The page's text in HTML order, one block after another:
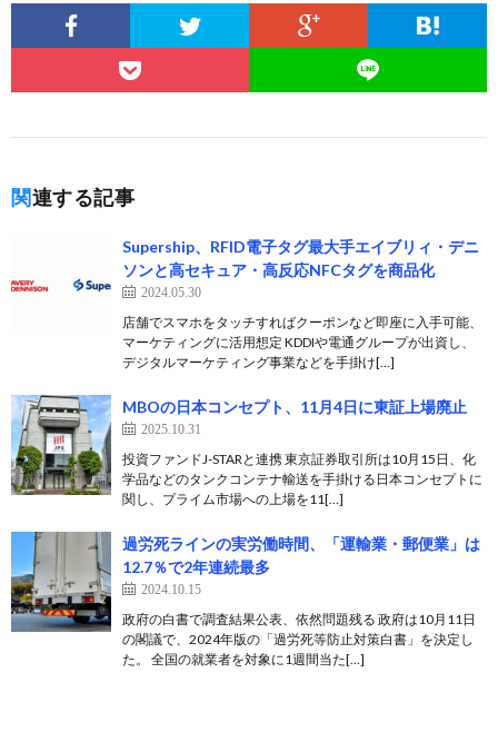
関連する記事
Supership、RFID電子タグ最大手エイブリィ・デニ
ソンと高セキュア・高反応NFCタグを商品化
2024.05.30
店舗でスマホをタッチすればクーポンなど即座に入手可能、
マーケティングに活用想定 KDDIや電通グループが出資し、
デジタルマーケティング事業などを手掛け[…]
MBOの日本コンセプト、11月4日に東証上場廃止
2025.10.31
投資ファンドJ-STARと連携 東京証券取引所は10月15日、化
学品などのタンクコンテナ輸送を手掛ける日本コンセプトに
関し、プライム市場への上場を11[…]
過労死ラインの実労働時間、「運輸業・郵便業」は
12.7％で2年連続最多
2024.10.15
政府の白書で調査結果公表、依然問題残る 政府は10月11日
の閣議で、2024年版の「過労死等防止対策白書」を決定し
た。 全国の就業者を対象に1週間当た[…]